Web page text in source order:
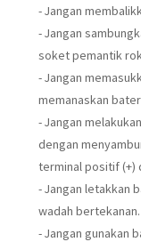
- Jangan
- Jangan
soket pemantik
- Jangan
memanaskan
- Jangan
dengan
terminal positif (+)
- Jangan letakkan
wadah bertekanan.
- Jangan gunakan